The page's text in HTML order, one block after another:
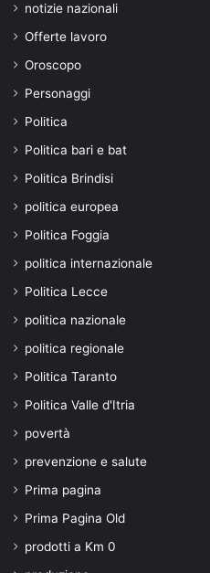
notizie nazionali
Offerte lavoro
Oroscopo
Personaggi
Politica
Politica bari e bat
Politica Brindisi
politica europea
Politica Foggia
politica internazionale
Politica Lecce
politica nazionale
politica regionale
Politica Taranto
Politica Valle d'Itria
povertà
prevenzione e salute
Prima pagina
Prima Pagina Old
prodotti a Km 0